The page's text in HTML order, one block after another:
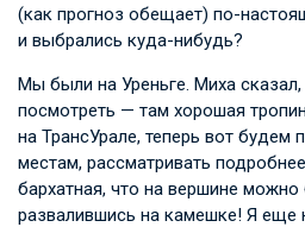
(как прогноз обещает) по-
и выбрались куда-нибудь?
Мы были на Уреньге. Миха
посмотреть — там хорошая
на ТрансУрале, теперь вот будем
местам, рассматривать
бархатная, что на вершине можно
развалившись на камешке! Я еще